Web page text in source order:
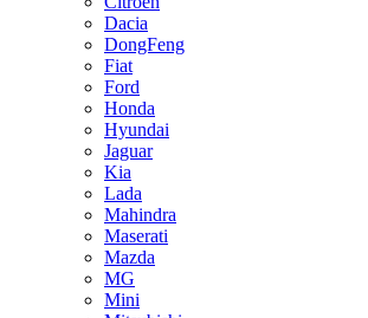
Dacia
DongFeng
Fiat
Ford
Honda
Hyundai
Jaguar
Kia
Lada
Mahindra
Maserati
Mazda
MG
Mini